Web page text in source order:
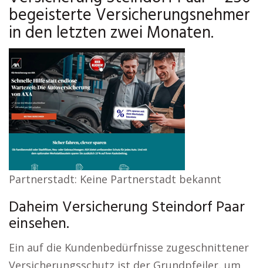
begeisterte Versicherungsnehmer
in den letzten zwei Monaten.
Partnerstadt: Keine Partnerstadt bekannt
Daheim Versicherung Steindorf Paar
einsehen.
Ein auf die Kundenbedürfnisse zugeschnittener
Versicherungsschutz ist der Grundpfeiler, um